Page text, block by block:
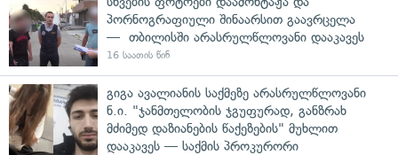
პორნოგრაფიული შინაარსით გაავრცელა
— თბილისში არასრულწლოვანი დააკავეს
16 საათის წინ
გიგა ავალიანის საქმეზე არასრულწლოვანი
ნ.ი. "ჯანმთელობის ჯგუფურად, განზრახ
მძიმედ დაზიანების წაქეზების" მუხლით
დააკავეს — საქმის პროკურორი